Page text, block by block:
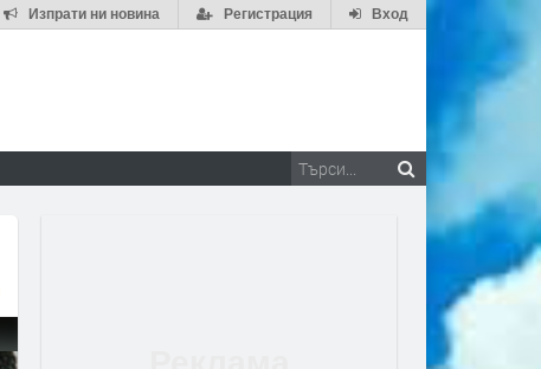
Вход
Регистрация
Изпрати ни новина